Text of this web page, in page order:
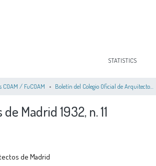
STATISTICS
COAM / FuCOAM
Madrid 1932, n. 11
de Madrid